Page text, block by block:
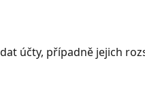
účty, případně jejich